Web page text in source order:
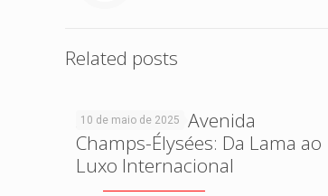
Related posts
10 de maio de 2025
A História da Avenida
Champs-Élysées: Da Lama ao
Luxo Internacional